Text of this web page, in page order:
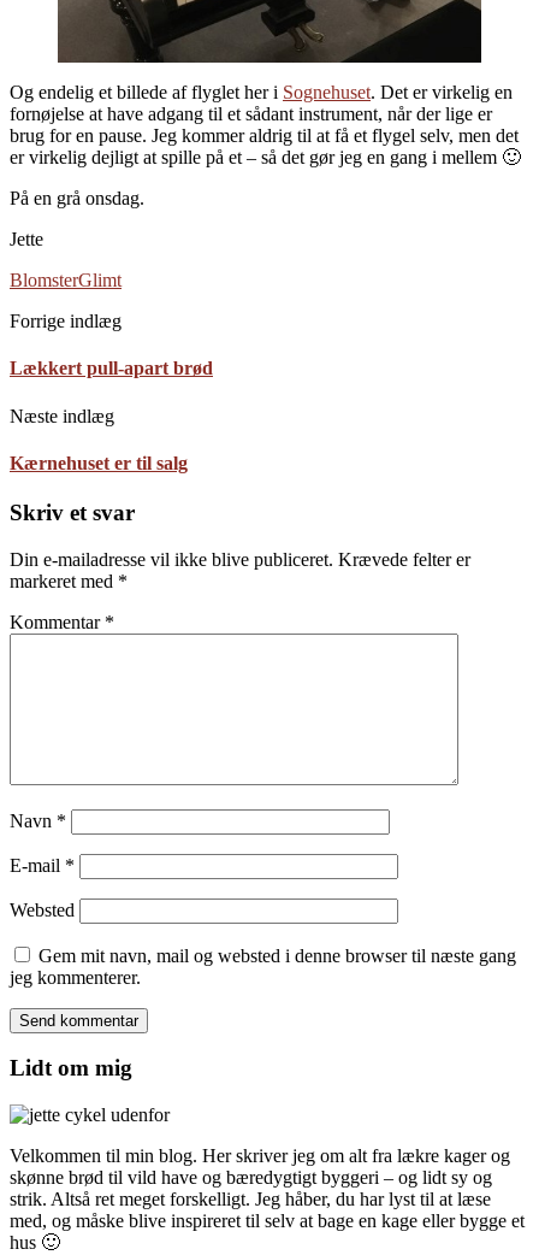
Og endelig et billede af flyglet her i Sognehuset. Det er virkelig en
fornøjelse at have adgang til et sådant instrument, når der lige er
brug for en pause. Jeg kommer aldrig til at få et flygel selv, men det
er virkelig dejligt at spille på et – så det gør jeg en gang i mellem 🙂
På en grå onsdag.
Jette
BlomsterGlimt
Forrige indlæg
Lækkert pull-apart brød
Næste indlæg
Kærnehuset er til salg
Skriv et svar
Din e-mailadresse vil ikke blive publiceret. Krævede felter er
markeret med *
Kommentar *
Navn *
E-mail *
Websted
Gem mit navn, mail og websted i denne browser til næste gang
jeg kommenterer.
Lidt om mig
Velkommen til min blog. Her skriver jeg om alt fra lækre kager og
skønne brød til vild have og bæredygtigt byggeri – og lidt sy og
strik. Altså ret meget forskelligt. Jeg håber, du har lyst til at læse
med, og måske blive inspireret til selv at bage en kage eller bygge et
hus 🙂